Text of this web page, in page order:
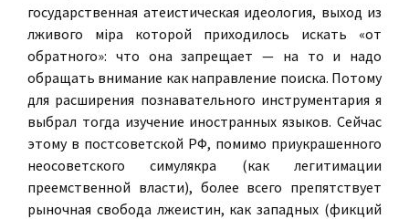
государственная атеистическая идеология, выход из
лживого мiра которой приходилось искать «от
обратного»: что она запрещает — на то и надо
обращать внимание как направление поиска. Потому
для расширения познавательного инструментария я
выбрал тогда изучение иностранных языков. Сейчас
этому в постсоветской РФ, помимо приукрашенного
неосоветского симулякра (как легитимации
преемственной власти), более всего препятствует
рыночная свобода лжеистин, как западных (фикций